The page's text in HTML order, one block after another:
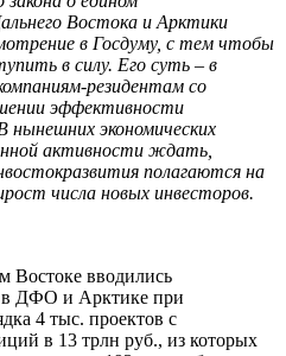
Востока и Арктики
в Госдуму, с тем чтобы
в силу. Его суть – в
резидентам со
эффективности
нынешних экономических
активности ждать,
полагаются на
числа новых инвесторов.
Востоке вводились
ДФО и Арктике при
4 тыс. проектов с
в 13 трлн руб., из которых